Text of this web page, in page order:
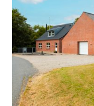
7560
Hjerm